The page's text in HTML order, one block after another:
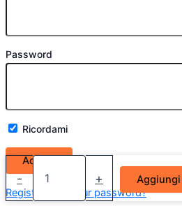
Password
Ricordami
Register Lost your password?
-
Fanale
Anteriore
Destro
Bi-
+